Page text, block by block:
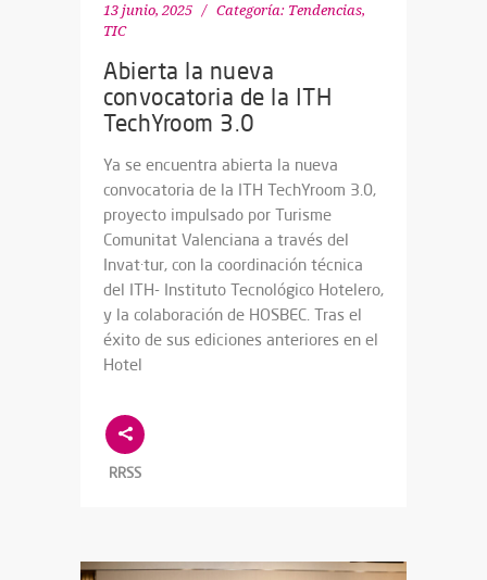
13 junio, 2025 Categoría: Tendencias,
TIC
Abierta la nueva
convocatoria de la ITH
TechYroom 3.0
Ya se encuentra abierta la nueva
convocatoria de la ITH TechYroom 3.0,
proyecto impulsado por Turisme
Comunitat Valenciana a través del
Invat·tur, con la coordinación técnica
del ITH- Instituto Tecnológico Hotelero,
y la colaboración de HOSBEC. Tras el
éxito de sus ediciones anteriores en el
Hotel
RRSS